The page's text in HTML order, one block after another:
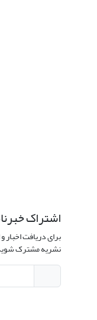
اشتراک
برای دریافت اخبار
نشریه مشترک